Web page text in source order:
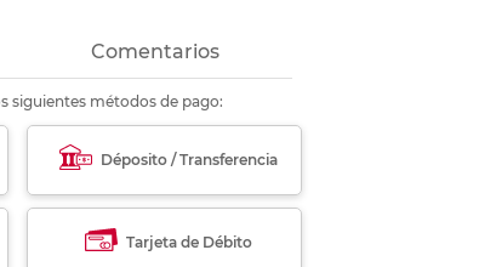
Comentarios
siguientes métodos de pago:
Déposito / Transferencia
Tarjeta de Débito